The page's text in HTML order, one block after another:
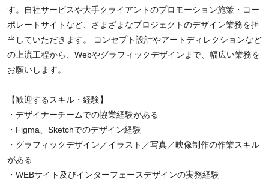
す。自社サービスや大手クライアントのプロモーション施策・コー
ポレートサイトなど、さまざまなプロジェクトのデザイン業務を担
当していただきます。 コンセプト設計やアートディレクションなど
の上流工程から、Webやグラフィックデザインまで、幅広い業務を
お願いします。
【歓迎するスキル・経験】
・デザイナーチームでの協業経験がある
・Figma、Sketchでのデザイン経験
・グラフィックデザイン／イラスト／写真／映像制作の作業スキル
がある
・WEBサイト及びインターフェースデザインの実務経験